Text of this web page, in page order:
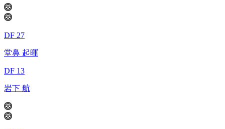
DF 27
堂鼻 起暉
DF 13
岩下 航